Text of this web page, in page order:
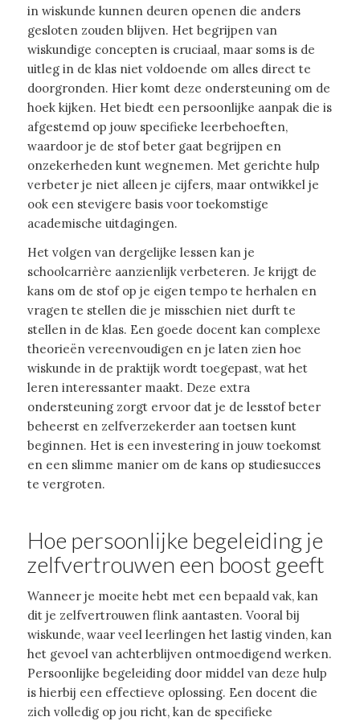
in wiskunde kunnen deuren openen die anders
gesloten zouden blijven. Het begrijpen van
wiskundige concepten is cruciaal, maar soms is de
uitleg in de klas niet voldoende om alles direct te
doorgronden. Hier komt deze ondersteuning om de
hoek kijken. Het biedt een persoonlijke aanpak die is
afgestemd op jouw specifieke leerbehoeften,
waardoor je de stof beter gaat begrijpen en
onzekerheden kunt wegnemen. Met gerichte hulp
verbeter je niet alleen je cijfers, maar ontwikkel je
ook een stevigere basis voor toekomstige
academische uitdagingen.
Het volgen van dergelijke lessen kan je
schoolcarrière aanzienlijk verbeteren. Je krijgt de
kans om de stof op je eigen tempo te herhalen en
vragen te stellen die je misschien niet durft te
stellen in de klas. Een goede docent kan complexe
theorieën vereenvoudigen en je laten zien hoe
wiskunde in de praktijk wordt toegepast, wat het
leren interessanter maakt. Deze extra
ondersteuning zorgt ervoor dat je de lesstof beter
beheerst en zelfverzekerder aan toetsen kunt
beginnen. Het is een investering in jouw toekomst
en een slimme manier om de kans op studiesucces
te vergroten.
Hoe persoonlijke begeleiding je
zelfvertrouwen een boost geeft
Wanneer je moeite hebt met een bepaald vak, kan
dit je zelfvertrouwen flink aantasten. Vooral bij
wiskunde, waar veel leerlingen het lastig vinden, kan
het gevoel van achterblijven ontmoedigend werken.
Persoonlijke begeleiding door middel van deze hulp
is hierbij een effectieve oplossing. Een docent die
zich volledig op jou richt, kan de specifieke